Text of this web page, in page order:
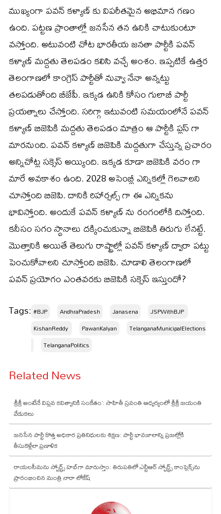
ముఖ్యంగా పవన్ కళ్యాణ్ కు విపరీతమైన అభిమాన గణం
ఉంది. పట్టణ ప్రాంతాల్లో జనసేన తన ఉనికి చాటుకుంటూ
వస్తోంది. అటువంటి చోట భారతీయ జనతా పార్టీకి పవన్
కళ్యాణ్ మద్దతు తెలపడం కలిసి వచ్చే అంశం. ఇప్పటికే ఉత్తర
తెలంగాణలో కాంగ్రెస్ పార్టీతో నువ్వా నేనా అన్నట్టు
తలపడుతోంది బీజేపీ. ఇక్కడ ఉనికి కోసం గులాబీ పార్టీ
ప్రయత్నాలు చేస్తోంది. సరిగ్గా ఇటువంటి సమయంలోనే పవన్
కళ్యాణ్ బిజెపికి మద్దతు తెలపడం మాత్రం ఆ పార్టీకి ప్లస్ గా
మారనుంది. పవన్ కళ్యాణ్ బిజెపికి మద్దతుగా చేస్తున్న ప్రచారం
అన్నిచోట్ల సక్సెస్ అయ్యింది. ఇక్కడ కూడా బిజెపికి వరం గా
మారే అవకాశం ఉంది. 2028 అసెంబ్లీ ఎన్నికల్లో గెలవాలని
చూస్తోంది బిజెపి. దానికి రిహార్సల్స్ గా ఈ ఎన్నికను
భావిస్తోంది. అందుకే పవన్ కళ్యాణ్ ను రంగంలోకి దిస్తోంది.
కనీసం సగం స్థానాలు దక్కించుకున్నా బిజెపికి తిరుగు లేనట్టే.
మొత్తానికి అయితే తెలుగు రాష్ట్రాల్లో పవన్ కళ్యాణ్ ద్వారా పట్టు
పెంచుకోవాలని చూస్తోంది బిజెపి. చూడాలి తెలంగాణలో
పవన్ ప్రయోగం ఎంతవరకు బిజెపికి సక్సెస్ ఇస్తుందో?
Tags: #BJP AndhraPradesh Janasena
JSPWithBJP ​
KishanReddy ​
PawanKalyan
TelanganaMunicipalElections
TelanganaPolitics
Related News
శ్రీశ్రీ అంటేనే విప్లవ కవిత్వానికి సంకేతం’: సాహితీ స్రవంతి ఆధ్వర్యంలో శ్రీశ్రీ జయంతి
వేడుకలు
జనసేన పార్టీ కొత్త అధికార ప్రతినిధులకు శిక్షణ: పార్టీ భావజాలాన్ని ప్రజల్లోకి
తీసుకెళ్లేలా ప్రణాళిక
రాయలసీమను స్పోర్ట్స్ హబ్‌గా మారుస్తాం: తిరుపతిలో ఎన్టీఆర్ స్పోర్ట్స్ కాంప్లెక్స్‌ను
ప్రారంభించిన మంత్రి నారా లోకేష్